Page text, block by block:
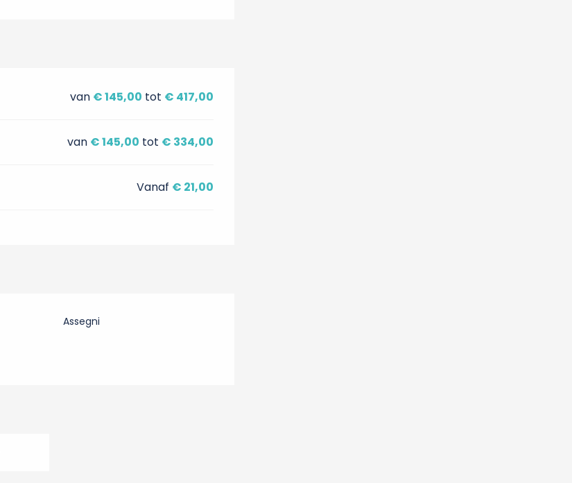
van € 145,00 tot € 417,00
van € 145,00 tot € 334,00
Vanaf € 21,00
Assegni